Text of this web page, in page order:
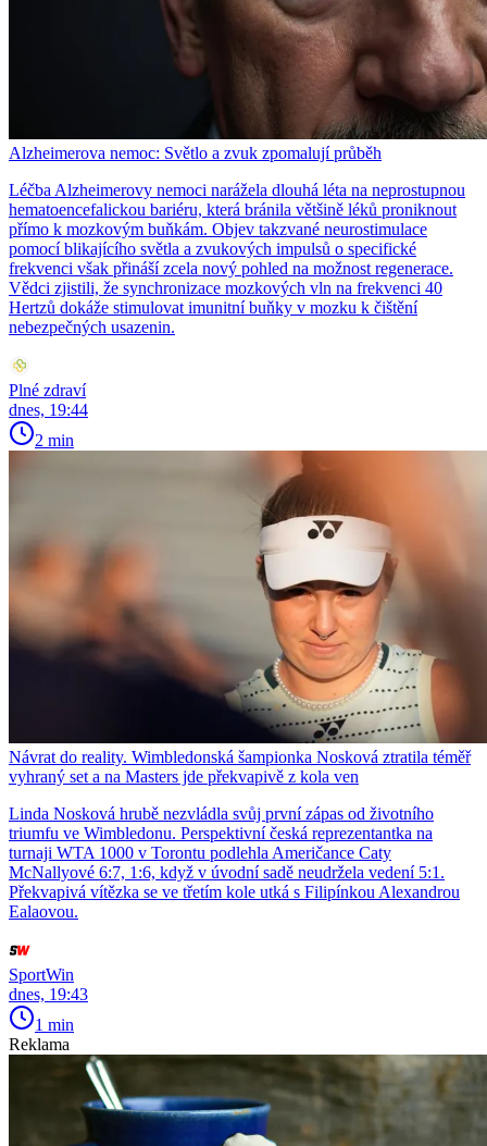
Alzheimerova nemoc: Světlo a zvuk zpomalují průběh
Léčba Alzheimerovy nemoci narážela dlouhá léta na neprostupnou
hematoencefalickou bariéru, která bránila většině léků proniknout
přímo k mozkovým buňkám. Objev takzvané neurostimulace
pomocí blikajícího světla a zvukových impulsů o specifické
frekvenci však přináší zcela nový pohled na možnost regenerace.
Vědci zjistili, že synchronizace mozkových vln na frekvenci 40
Hertzů dokáže stimulovat imunitní buňky v mozku k čištění
nebezpečných usazenin.
Plné zdraví
dnes, 19:44
2 min
Návrat do reality. Wimbledonská šampionka Nosková ztratila téměř
vyhraný set a na Masters jde překvapivě z kola ven
Linda Nosková hrubě nezvládla svůj první zápas od životního
triumfu ve Wimbledonu. Perspektivní česká reprezentantka na
turnaji WTA 1000 v Torontu podlehla Američance Caty
McNallyové 6:7, 1:6, když v úvodní sadě neudržela vedení 5:1.
Překvapivá vítězka se ve třetím kole utká s Filipínkou Alexandrou
Ealaovou.
SportWin
dnes, 19:43
1 min
Reklama